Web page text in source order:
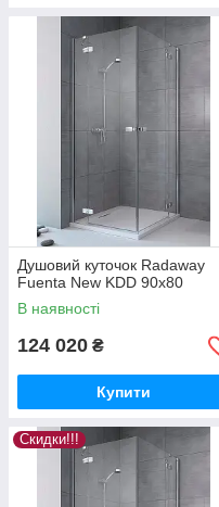
Душовий куточок Radaway
Fuenta New KDD 90x80
В наявності
124 020 ₴
Купити
Скидки!!!